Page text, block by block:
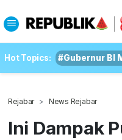
Hot Topics: #Gubernur BI
Rejabar News Rejabar
Ini Dampak